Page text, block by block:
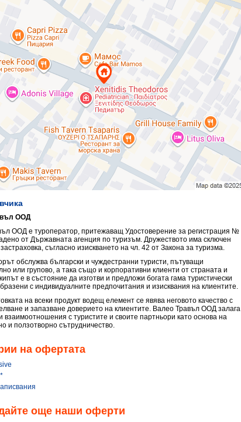
ООД
ООД е туроператор, притежаващ Удостоверение за регистрация №
от Държавната агенция по туризъм. Дружеството има сключен
съгласно изискването на чл. 42 от Закона за туризма.
обслужва български и чуждестранни туристи, пътуващи
или групово, а така също и корпоративни клиенти от страната и
е в състояние да изготви и предложи богата гама туристически
с индивидуалните предпочитания и изисквания на клиентите.
на всеки продукт водещ елемент се явява неговото качество с
и запазване доверието на клиентите. Валео Травъл ООД залага
взаимоотношения с туристите и своите партньори като основа на
и ползотворно сътрудничество.
на офертата
още наши оферти